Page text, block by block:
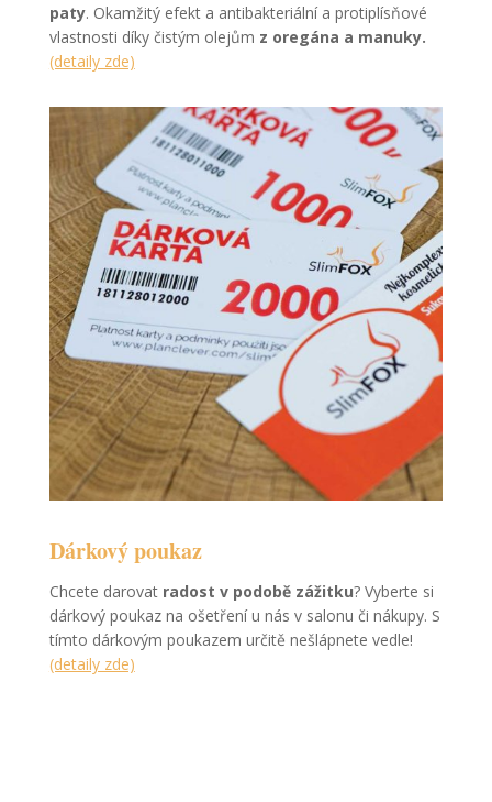
paty. Okamžitý efekt a antibakteriální a protiplísňové
vlastnosti díky čistým olejům z oregána a manuky.
(detaily zde)
Dárkový poukaz
Chcete darovat radost v podobě zážitku? Vyberte si
dárkový poukaz na ošetření u nás v salonu či nákupy. S
tímto dárkovým poukazem určitě nešlápnete vedle!
(detaily zde)